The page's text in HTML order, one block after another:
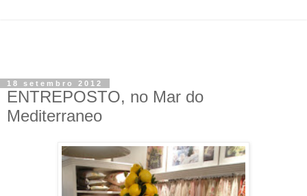
18 setembro 2012
ENTREPOSTO, no Mar do
Mediterraneo